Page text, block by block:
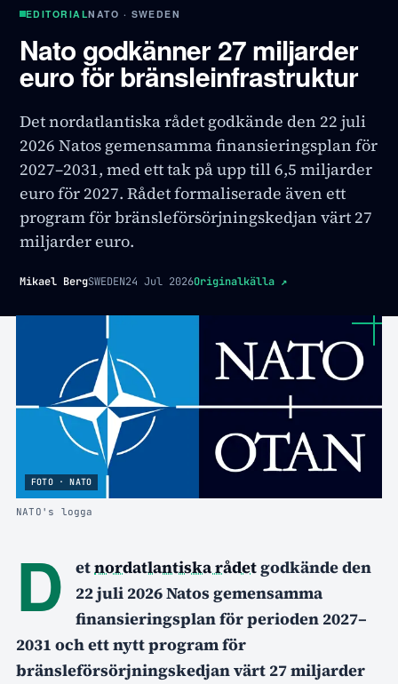
EDITORIALNATO · SWEDEN
Nato godkänner 27 miljarder
euro för bränsleinfrastruktur
Det nordatlantiska rådet godkände den 22 juli
2026 Natos gemensamma finansieringsplan för
2027–2031, med ett tak på upp till 6,5 miljarder
euro för 2027. Rådet formaliserade även ett
program för bränsleförsörjningskedjan värt 27
miljarder euro.
Mikael BergSWEDEN24 Jul 2026Originalkälla ↗
FOTO · NATO
NATO's logga
D etnordatlantiska rådetgodkände den
22 juli 2026 Natos gemensamma
finansieringsplan för perioden 2027–
2031 och ett nytt program för
bränsleförsörjningskedjan värt 27 miljarder